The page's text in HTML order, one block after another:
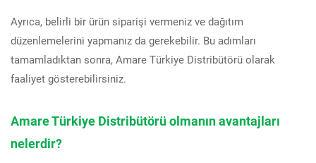
Ayrıca, belirli bir ürün siparişi vermeniz ve dağıtım
düzenlemelerini yapmanız da gerekebilir. Bu adımları
tamamladıktan sonra, Amare Türkiye Distribütörü olarak
faaliyet gösterebilirsiniz.
Amare Türkiye Distribütörü olmanın avantajları
nelerdir?